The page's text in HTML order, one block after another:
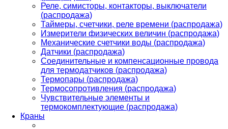
Реле, симисторы, контакторы, выключатели
(распродажа)
Таймеры, счетчики, реле времени (распродажа)
Измерители физических величин (распродажа)
Механические счетчики воды (распродажа)
Датчики (распродажа)
Соединительные и компенсационные провода
для термодатчиков (распродажа)
Термопары (распродажа)
Термосопротивления (распродажа)
Чувствительные элементы и
термокомплектующие (распродажа)
Краны